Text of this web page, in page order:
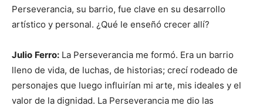
Perseverancia, su barrio, fue clave en su desarrollo
artístico y personal. ¿Qué le enseñó crecer allí?
Julio Ferro: La Perseverancia me formó. Era un barrio
lleno de vida, de luchas, de historias; crecí rodeado de
personajes que luego influirían mi arte, mis ideales y el
valor de la dignidad. La Perseverancia me dio las